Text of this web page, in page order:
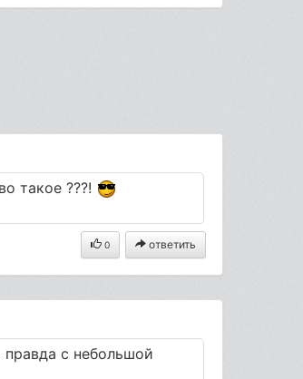
такое ???!
0 ответить
правда с небольшой